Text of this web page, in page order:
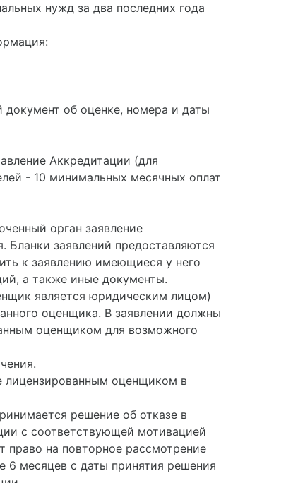
нужд за два последних года
об оценке, номера и даты
Аккредитации (для
- 10 минимальных месячных оплат
орган заявление
заявлений предоставляются
к заявлению имеющиеся у него
а также иные документы.
является юридическим лицом)
оценщика. В заявлении должны
оценщиком для возможного
лицензированным оценщиком в
решение об отказе в
с соответствующей мотивацией
право на повторное рассмотрение
6 месяцев с даты принятия решения